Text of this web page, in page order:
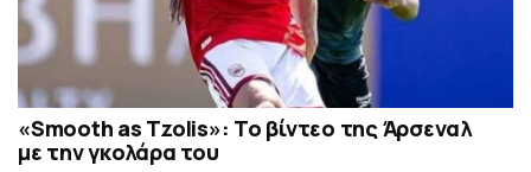
«Smooth as Tzolis»: Το βίντεο της Άρσεναλ
με την γκολάρα του